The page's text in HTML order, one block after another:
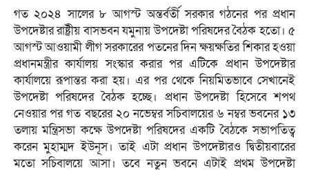
গত ২০২৪ সালের ৮ আগস্ট অন্তর্বর্তী সরকার গঠনের পর প্রধান
উপদেষ্টার রাষ্ট্রীয় বাসভবন যমুনায় উপদেষ্টা পরিষদের বৈঠক হতো। ৫
আগস্ট আওয়ামী লীগ সরকারের পতনের দিন ক্ষয়ক্ষতির শিকার হওয়া
প্রধানমন্ত্রীর কার্যালয় সংস্কার করার পর এটিকে প্রধান উপদেষ্টার
কার্যালয়ে রূপান্তর করা হয়। এর পর থেকে নিয়মিতভাবে সেখানেই
উপদেষ্টা পরিষদের বৈঠক হচ্ছে। প্রধান উপদেষ্টা হিসেবে শপথ
নেওয়ার পর গত বছরের ২০ নভেম্বর সচিবালয়ের ৬ নম্বর ভবনের ১৩
তলায় মন্ত্রিসভা কক্ষে উপদেষ্টা পরিষদের একটি বৈঠকে সভাপতিত্ব
করেন মুহাম্মদ ইউনূস। তাই এটা প্রধান উপদেষ্টারও দ্বিতীয়বারের
মতো সচিবালয়ে আসা। তবে নতুন ভবনে এটাই প্রথম উপদেষ্টা